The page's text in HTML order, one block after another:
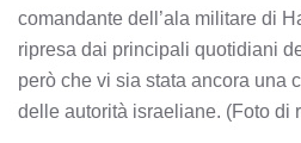
comandante dell’ala militare di
ripresa dai principali quotidiani
però che vi sia stata ancora una
delle autorità israeliane. (Foto di